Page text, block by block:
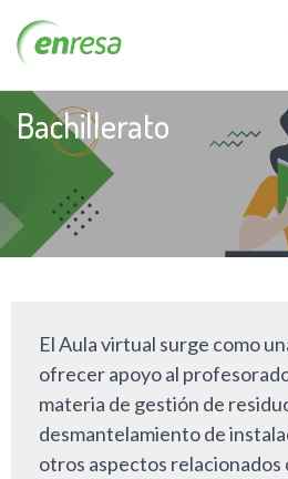
Bachillerato
El Aula virtual surge como
ofrecer apoyo al
materia de gestión de
desmantelamiento de
otros aspectos relacionados